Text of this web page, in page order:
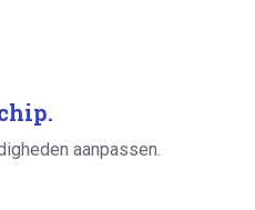
aanpassen.